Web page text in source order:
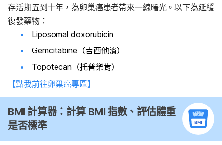
存活期五到十年，為卵巢癌患者帶來一線曙光。以下為延緩
復發藥物：
Liposomal doxorubicin
Gemcitabine（吉西他濱）
Topotecan（托普樂肯）
【點我前往卵巢癌專區】
BMI 計算器：計算 BMI 指數、評估體重
是否標準